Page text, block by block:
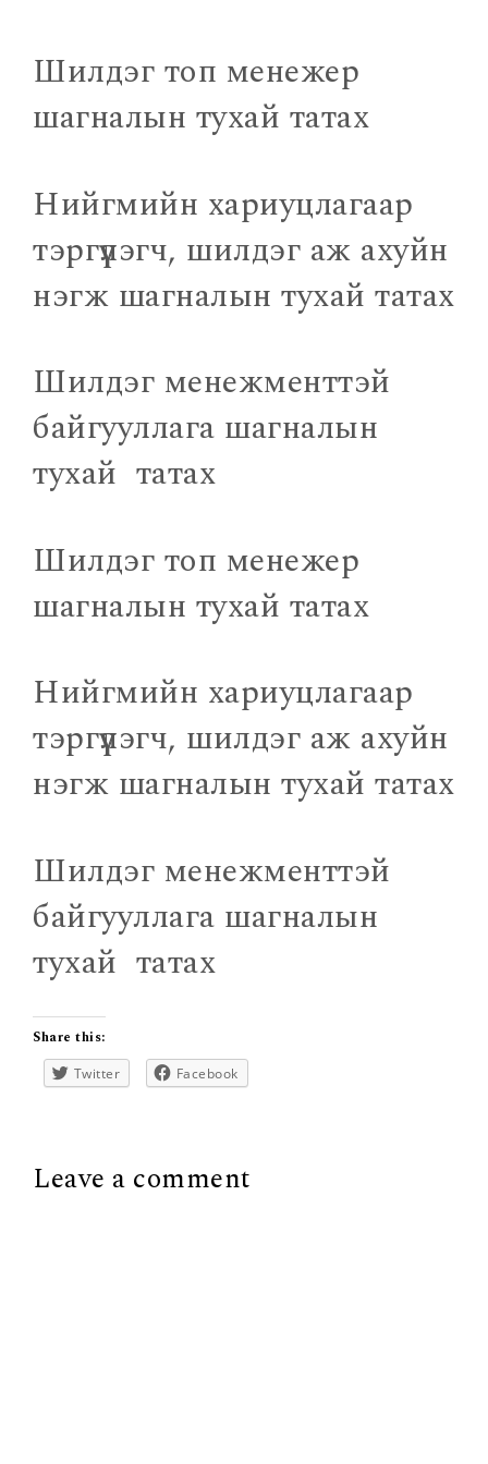
Шилдэг топ менежер
шагналын тухай татах
Нийгмийн хариуцлагаар
тэргүүлэгч, шилдэг аж ахуйн
нэгж шагналын тухай татах
Шилдэг менежменттэй
байгууллага шагналын
тухай татах
Шилдэг топ менежер
шагналын тухай татах
Нийгмийн хариуцлагаар
тэргүүлэгч, шилдэг аж ахуйн
нэгж шагналын тухай татах
Шилдэг менежменттэй
байгууллага шагналын
тухай татах
Share this:
Twitter Facebook
Leave a comment